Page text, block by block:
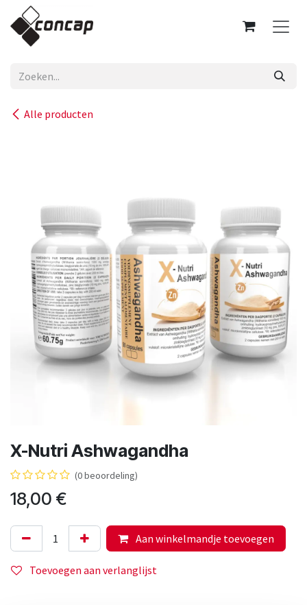
Overslaan naar inhoud
Alle producten
X-Nutri Ashwagandha
(0 beoordeling)
18,00 €
Aan winkelmandje toevoegen
Toevoegen aan verlanglijst